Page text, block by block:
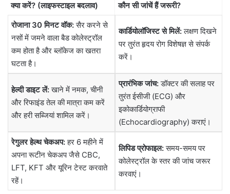
क्या करें? (लाइफस्टाइल बदलाव)
कौन सी जांचें हैं जरूरी?
रोजाना 30 मिनट वॉक:सैर करने से
नसों में जमने वाला बैड कोलेस्ट्रॉल
कम होता है और ब्लॉकेज का खतरा
घटता है।
कार्डियोलॉजिस्ट से मिलें:लक्षण दिखने
पर तुरंत हृदय रोग विशेषज्ञ से संपर्क
करें।
हेल्दी डाइट लें:खाने में नमक, चीनी
और रिफाइंड तेल की मात्रा कम करें
और हरी सब्जियां शामिल करें।
प्रारंभिक जांच:डॉक्टर की सलाह पर
तुरंत ईसीजी (ECG) और
इकोकार्डियोग्राफी
(Echocardiography) कराएं।
रेगुलर हेल्थ चेकअप:हर 6 महीने में
अपना रूटीन चेकअप जैसे CBC,
LFT, KFT और यूरिन टेस्ट करवाते
रहें।
लिपिड प्रोफाइल:समय-समय पर
कोलेस्ट्रॉल के स्तर की जांच जरूर
करवाएं।